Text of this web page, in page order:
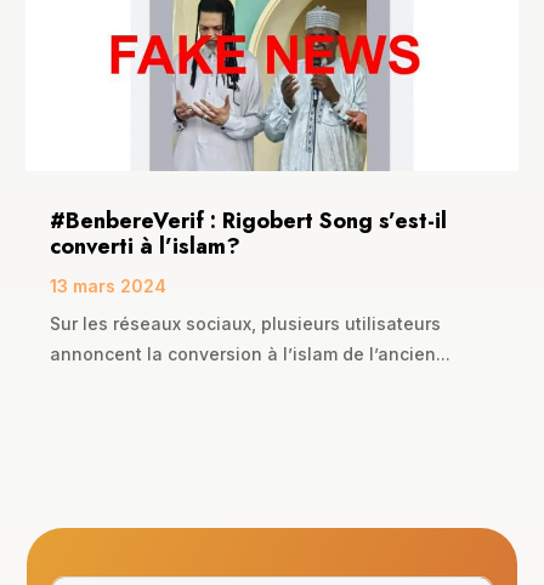
#BenbereVerif : Rigobert Song s’est-il
converti à l’islam?
13 mars 2024
Sur les réseaux sociaux, plusieurs utilisateurs
annoncent la conversion à l’islam de l’ancien...